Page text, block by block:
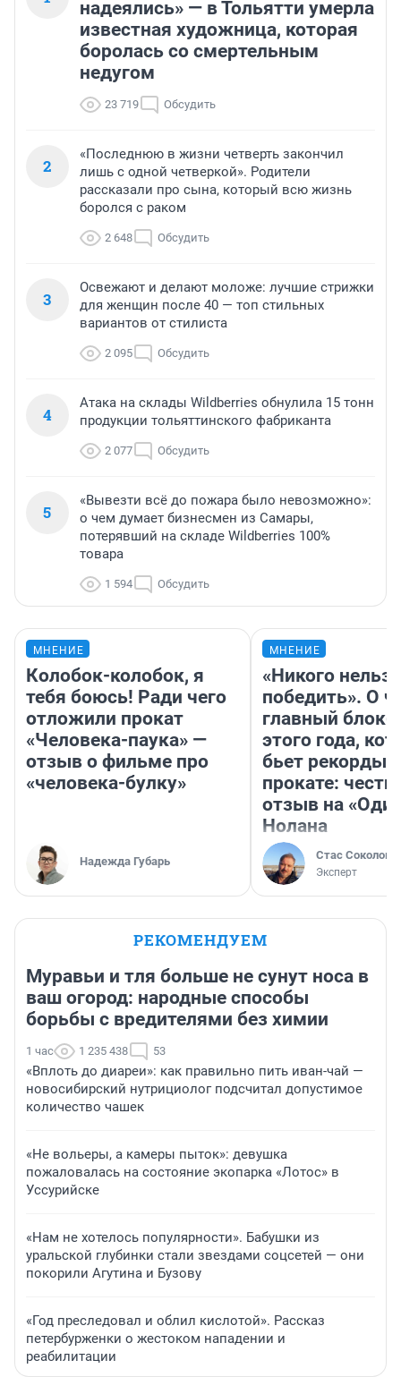
надеялись» — в Тольятти умерла
известная художница, которая
боролась со смертельным
недугом
23 719 Обсудить
2
«Последнюю в жизни четверть закончил
лишь с одной четверкой». Родители
рассказали про сына, который всю жизнь
боролся с раком
2 648 Обсудить
3
Освежают и делают моложе: лучшие стрижки
для женщин после 40 — топ стильных
вариантов от стилиста
2 095 Обсудить
4
Атака на склады Wildberries обнулила 15 тонн
продукции тольяттинского фабриканта
2 077 Обсудить
5
«Вывезти всё до пожара было невозможно»:
о чем думает бизнесмен из Самары,
потерявший на складе Wildberries 100%
товара
1 594 Обсудить
МНЕНИЕ
Колобок-колобок, я
тебя боюсь! Ради чего
отложили прокат
«Человека-паука» —
отзыв о фильме про
«человека-булку»
Надежда Губарь
МНЕНИЕ
«Никого нельзя
победить». О
главный
этого года,
бьет рекорды в
прокате:
отзыв на
Нолана
Стас Соколов
Эксперт
РЕКОМЕНДУЕМ
Муравьи и тля больше не сунут носа в
ваш огород: народные способы
борьбы с вредителями без химии
1 час 1 235 438 53
«Вплоть до диареи»: как правильно пить иван-чай —
новосибирский нутрициолог подсчитал допустимое
количество чашек
«Не вольеры, а камеры пыток»: девушка
пожаловалась на состояние экопарка «Лотос» в
Уссурийске
«Нам не хотелось популярности». Бабушки из
уральской глубинки стали звездами соцсетей — они
покорили Агутина и Бузову
«Год преследовал и облил кислотой». Рассказ
петербурженки о жестоком нападении и
реабилитации